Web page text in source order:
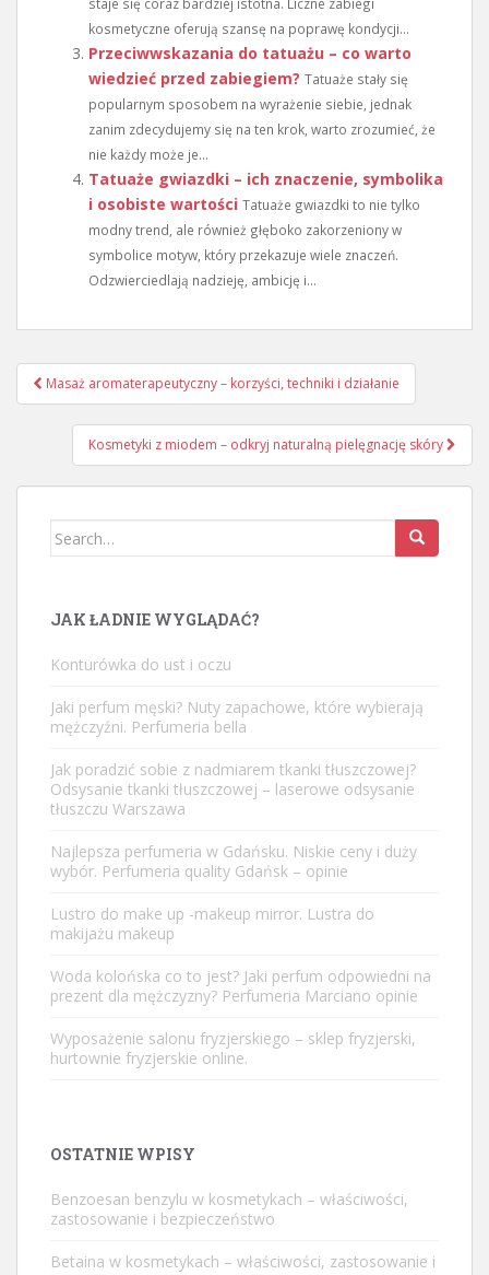
staje się coraz bardziej istotna. Liczne zabiegi
kosmetyczne oferują szansę na poprawę kondycji...
Przeciwwskazania do tatuażu – co warto
wiedzieć przed zabiegiem? Tatuaże stały się
popularnym sposobem na wyrażenie siebie, jednak
zanim zdecydujemy się na ten krok, warto zrozumieć, że
nie każdy może je...
Tatuaże gwiazdki – ich znaczenie, symbolika
i osobiste wartości Tatuaże gwiazdki to nie tylko
modny trend, ale również głęboko zakorzeniony w
symbolice motyw, który przekazuje wiele znaczeń.
Odzwierciedlają nadzieję, ambicję i...
Nawigacja
wpisu
Masaż aromaterapeutyczny – korzyści, techniki i działanie
Kosmetyki z miodem – odkryj naturalną pielęgnację skóry
Search
JAK ŁADNIE WYGLĄDAĆ?
Konturówka do ust i oczu
Jaki perfum męski? Nuty zapachowe, które wybierają
mężczyźni. Perfumeria bella
Jak poradzić sobie z nadmiarem tkanki tłuszczowej?
Odsysanie tkanki tłuszczowej – laserowe odsysanie
tłuszczu Warszawa
Najlepsza perfumeria w Gdańsku. Niskie ceny i duży
wybór. Perfumeria quality Gdańsk – opinie
Lustro do make up -makeup mirror. Lustra do
makijażu makeup
Woda kolońska co to jest? Jaki perfum odpowiedni na
prezent dla mężczyzny? Perfumeria Marciano opinie
Wyposażenie salonu fryzjerskiego – sklep fryzjerski,
hurtownie fryzjerskie online.
OSTATNIE WPISY
Benzoesan benzylu w kosmetykach – właściwości,
zastosowanie i bezpieczeństwo
Betaina w kosmetykach – właściwości, zastosowanie i